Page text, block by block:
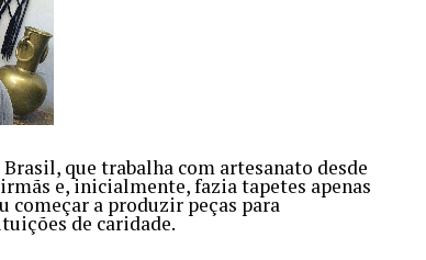
que trabalha com artesanato desde
e, inicialmente, fazia tapetes apenas
começar a produzir peças para
de caridade.